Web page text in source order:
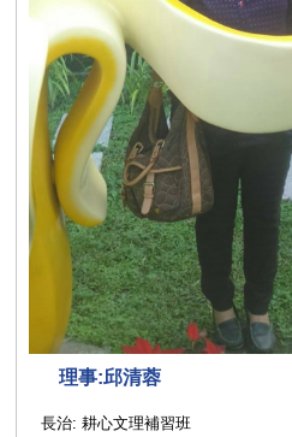
理事:邱清蓉
長治: 耕心文理補習班